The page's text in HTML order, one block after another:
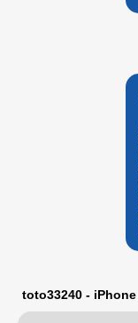
toto33240 - iPhone